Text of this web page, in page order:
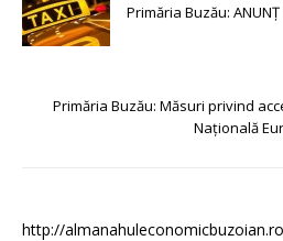
Primăria Buzău: ANUNȚ
Primăria Buzău: Măsuri privind
Națională
http://almanahuleconomicbuzoian.ro